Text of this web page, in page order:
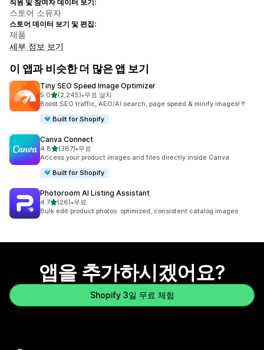
직원 및 참여자 데이터 보기:
스토어 소유자
스토어 데이터 보기 및 편집:
제품
세부 정보 보기
이 앱과 비슷한 더 많은 앱 보기
Tiny SEO Speed Image Optimizer
5.0별 5개 중
(2,245)
총 리뷰 2245개
•무료 설치
Boost SEO traffic, AEO/AI search, page speed & minify images!↑
Built for Shopify
Canva Connect
4.8별 5개 중
(387)
총 리뷰 387개
•무료
Access your product images and files directly inside Canva
Built for Shopify
Photoroom AI Listing Assistant
4.7별 5개 중
(26)
총 리뷰 26개
•무료
Bulk edit product photos: optimized, consistent catalog images
앱을 추가하시겠어요?
Shopify 3일 무료 체험